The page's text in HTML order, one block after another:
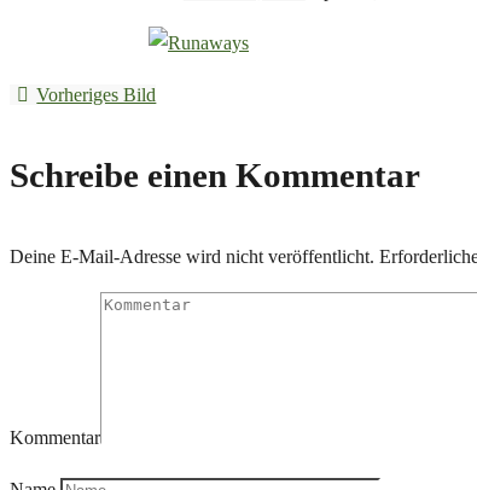
Vorheriges Bild
Schreibe einen Kommentar
Deine E-Mail-Adresse wird nicht veröffentlicht.
Kommentar